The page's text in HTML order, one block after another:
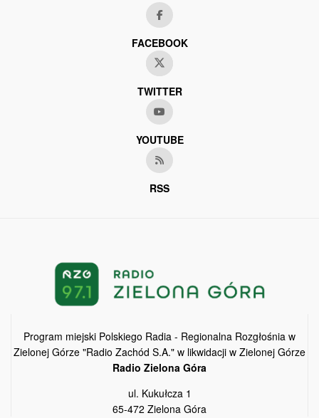
FACEBOOK
TWITTER
YOUTUBE
RSS
Program miejski Polskiego Radia - Regionalna Rozgłośnia w
Zielonej Górze "Radio Zachód S.A." w likwidacji w Zielonej Górze
Radio Zielona Góra
ul. Kukułcza 1
65-472 Zielona Góra